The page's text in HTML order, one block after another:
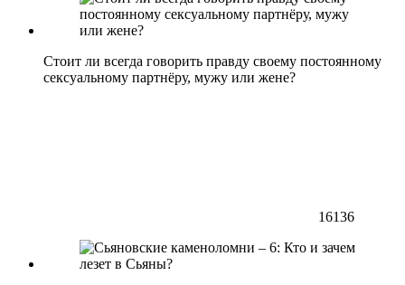
Стоит ли всегда говорить правду своему постоянному
сексуальному партнёру, мужу или жене?
16136